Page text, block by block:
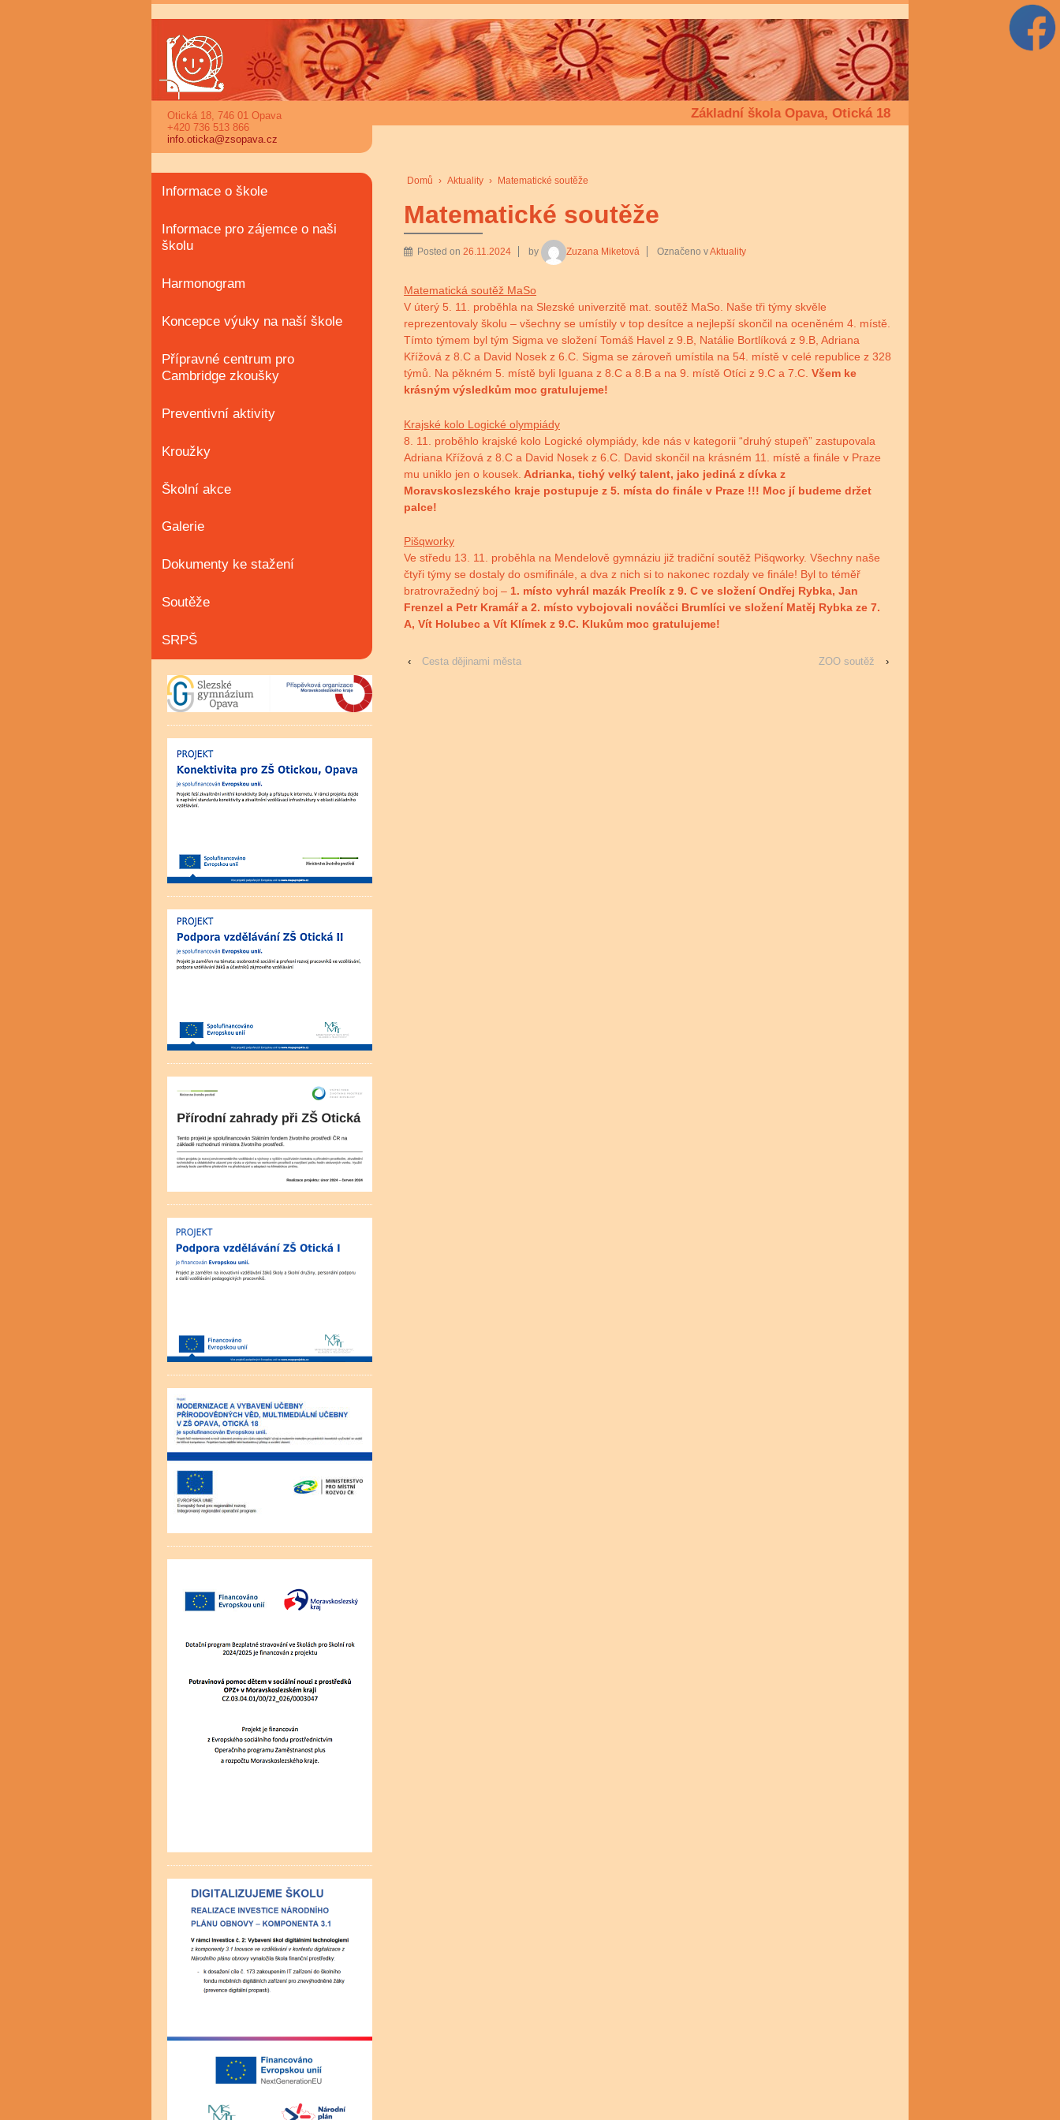
Základní škola Opava, Otická 18
Domů › Aktuality › Matematické soutěže
Matematické soutěže
Posted on26.11.2024 by Zuzana Miketová Označeno vAktuality
Matematická soutěž MaSo
V úterý 5. 11. proběhla na Slezské univerzitě mat. soutěž MaSo. Naše tři týmy skvěle
reprezentovaly školu – všechny se umístily v top desítce a nejlepší skončil na oceněném 4. místě.
Tímto týmem byl tým Sigma ve složení Tomáš Havel z 9.B, Natálie Bortlíková z 9.B, Adriana
Křížová z 8.C a David Nosek z 6.C. Sigma se zároveň umístila na 54. místě v celé republice z 328
týmů. Na pěkném 5. místě byli Iguana z 8.C a 8.B a na 9. místě Otíci z 9.C a 7.C.Všem ke
krásným výsledkům moc gratulujeme!
Krajské kolo Logické olympiády
8. 11. proběhlo krajské kolo Logické olympiády, kde nás v kategorii “druhý stupeň” zastupovala
Adriana Křížová z 8.C a David Nosek z 6.C. David skončil na krásném 11. místě a finále v Praze
mu uniklo jen o kousek. Adrianka, tichý velký talent, jako jediná z dívka z
Moravskoslezského kraje postupuje z 5. místa do finále v Praze !!! Moc jí budeme držet
palce!
Pišqworky
Ve středu 13. 11. proběhla na Mendelově gymnáziu již tradiční soutěž Pišqworky. Všechny naše
čtyři týmy se dostaly do osmifinále, a dva z nich si to nakonec rozdaly ve finále! Byl to téměř
bratrovražedný boj – 1. místo vyhrál mazák Preclík z 9. C ve složení Ondřej Rybka, Jan
Frenzel a Petr Kramář a 2. místo vybojovali nováčci Brumlíci ve složení Matěj Rybka ze 7.
A, Vít Holubec a Vít Klímek z 9.C. Klukům moc gratulujeme!
‹ Cesta dějinami města ZOO soutěž ›
Otická 18, 746 01 Opava
+420 736 513 866
info.oticka@zsopava.cz
Informace o škole
Informace pro zájemce o naši
školu
Harmonogram
Koncepce výuky na naší škole
Přípravné centrum pro
Cambridge zkoušky
Preventivní aktivity
Kroužky
Školní akce
Galerie
Dokumenty ke stažení
Soutěže
SRPŠ